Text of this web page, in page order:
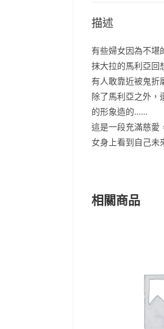
描述
有些婦女因為不堪
抹大拉的馬利亞回
有人敢靠近被鬼折
除了馬利亞之外，
的形象造的……
這是一段充滿慈愛
女身上看到自己未
相關商品